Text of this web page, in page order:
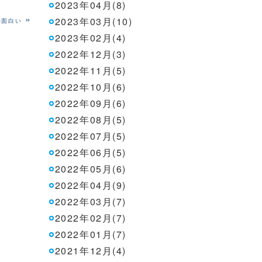
白い »
2023年04月(8)
2023年03月(10)
2023年02月(4)
2022年12月(3)
2022年11月(5)
2022年10月(6)
2022年09月(6)
2022年08月(5)
2022年07月(5)
2022年06月(5)
2022年05月(6)
2022年04月(9)
2022年03月(7)
2022年02月(7)
2022年01月(7)
2021年12月(4)